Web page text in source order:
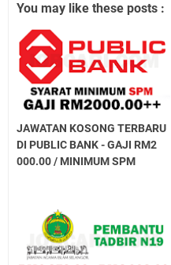
You may like these posts :
JAWATAN KOSONG TERBARU
DI PUBLIC BANK - GAJI RM2
000.00 / MINIMUM SPM